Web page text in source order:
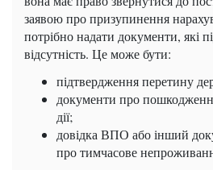
заявою про призупинення
потрібно надати документи, які
відсутність. Це може бути:
підтвердження перетину
документи про
дії;
довідка ВПО або інший
про тимчасове